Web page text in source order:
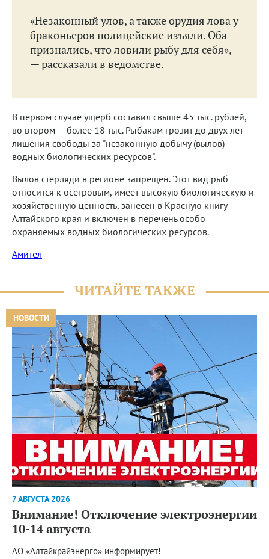
«Незаконный улов, а также орудия лова у
браконьеров полицейские изъяли. Оба
признались, что ловили рыбу для себя»,
— рассказали в ведомстве.
В первом случае ущерб составил свыше 45 тыс. рублей,
во втором — более 18 тыс. Рыбакам грозит до двух лет
лишения свободы за "незаконную добычу (вылов)
водных биологических ресурсов".
Вылов стерляди в регионе запрещен. Этот вид рыб
относится к осетровым, имеет высокую биологическую и
хозяйственную ценность, занесен в Красную книгу
Алтайского края и включен в перечень особо
охраняемых водных биологических ресурсов.
Амител
ЧИТАЙТЕ ТАКЖЕ
НОВОСТИ
7 АВГУСТА 2026
Внимание! Отключение электроэнергии
10-14 августа
АО «Алтайкрайэнерго» информирует!